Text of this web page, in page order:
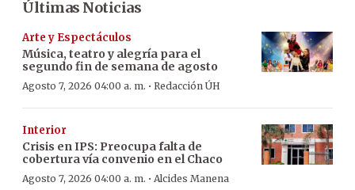
Últimas Noticias
Arte y Espectáculos
Música, teatro y alegría para el
segundo fin de semana de agosto
Agosto 7, 2026 04:00 a. m. · Redacción ÚH
Interior
Crisis en IPS: Preocupa falta de
cobertura vía convenio en el Chaco
Agosto 7, 2026 04:00 a. m. · Alcides Manena